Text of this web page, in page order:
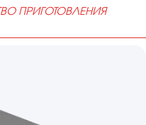
ПРИГОТОВЛЕНИЯ